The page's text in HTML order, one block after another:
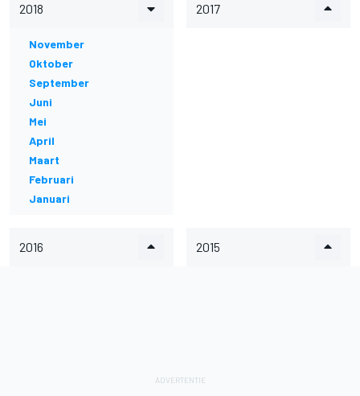
2018
November
Oktober
September
Juni
Mei
April
Maart
Februari
Januari
2017
2016 2015